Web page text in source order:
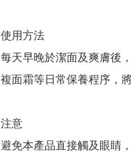
使用方法
每天早晚於潔面及爽膚後
複面霜等日常保養程序，
注意
避免本產品直接觸及眼睛